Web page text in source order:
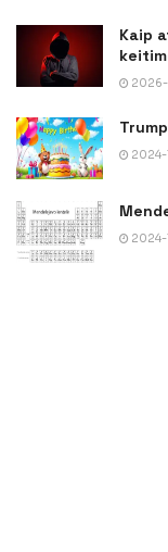
Kaip
2024-
2024-